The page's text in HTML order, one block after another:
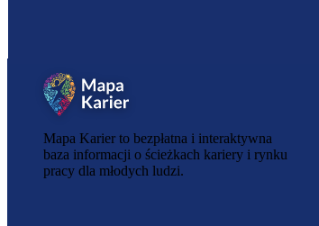
Mapa Karier to bezpłatna i interaktywna
baza informacji o ścieżkach kariery i rynku
pracy dla młodych ludzi.